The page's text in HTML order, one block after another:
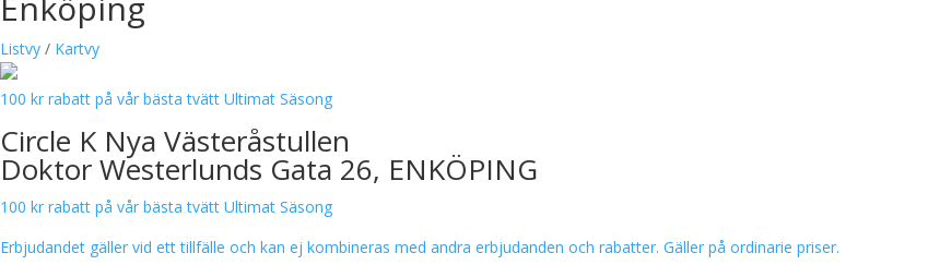
Listvy / Kartvy
100 kr rabatt på vår bästa tvätt Ultimat Säsong
Circle K Nya Västeråstullen
Doktor Westerlunds Gata 26, ENKÖPING
100 kr rabatt på vår bästa tvätt Ultimat Säsong
Erbjudandet gäller vid ett tillfälle och kan ej kombineras med andra erbjudanden och rabatter. Gäller på ordinarie priser.